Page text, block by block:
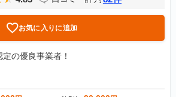
お気に入りに追加
の優良事業者！